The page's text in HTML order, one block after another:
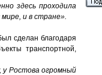
здесь проходила
и в стране».
сделан благодаря
транспортной,
у Ростова огромный